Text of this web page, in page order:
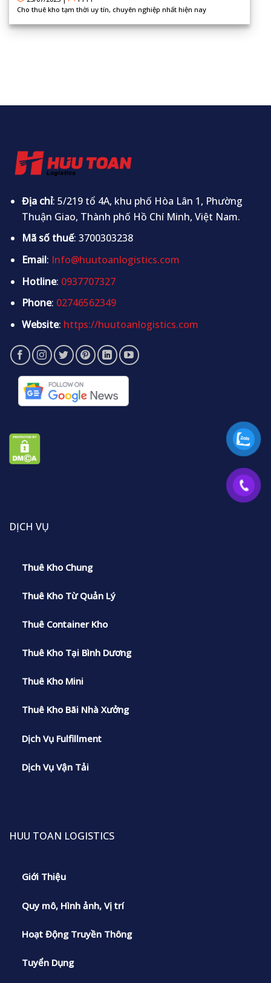
Cho thuê kho tạm thời uy tín, chuyên nghiệp nhất hiện nay
Địa chỉ: 5/219 tổ 4A, khu phố Hòa Lân 1, Phường
Thuận Giao, Thành phố Hồ Chí Minh, Việt Nam.
Mã số thuế: 3700303238
Email: Info@huutoanlogistics.com
Hotline: 0937707327
Phone: 02746562349
Website: https://huutoanlogistics.com
DỊCH VỤ
Thuê Kho Chung
Thuê Kho Từ Quản Lý
Thuê Container Kho
Thuê Kho Tại Bình Dương
Thuê Kho Mini
Thuê Kho Bãi Nhà Xưởng
Dịch Vụ Fulfillment
Dịch Vụ Vận Tải
HUU TOAN LOGISTICS
Giới Thiệu
Quy mô, Hình ảnh, Vị trí
Hoạt Động Truyền Thông
Tuyển Dụng